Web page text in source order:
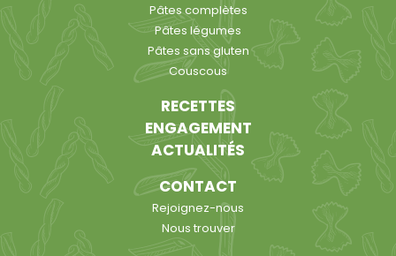
Pâtes complètes
Pâtes légumes
Pâtes sans gluten
Couscous
RECETTES
ENGAGEMENT
ACTUALITÉS
CONTACT
Rejoignez-nous
Nous trouver